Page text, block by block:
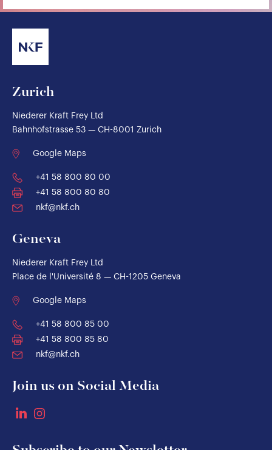
Zurich
Niederer Kraft Frey Ltd
Bahnhofstrasse 53 — CH-8001 Zurich
Google Maps
+41 58 800 80 00
+41 58 800 80 80
nkf@nkf.ch
Geneva
Niederer Kraft Frey Ltd
Place de l'Université 8 — CH-1205 Geneva
Google Maps
+41 58 800 85 00
+41 58 800 85 80
nkf@nkf.ch
Join us on Social Media